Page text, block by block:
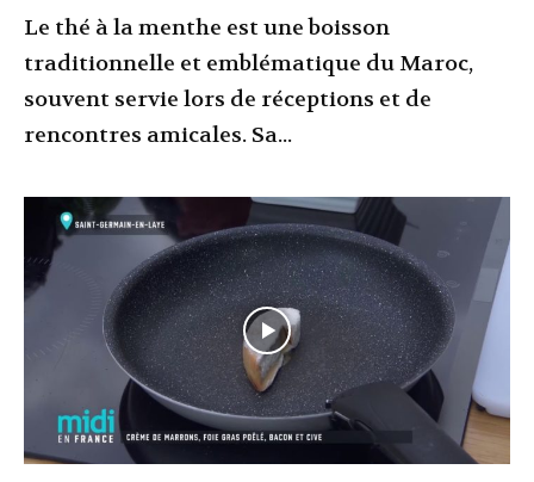
Le thé à la menthe est une boisson
traditionnelle et emblématique du Maroc,
souvent servie lors de réceptions et de
rencontres amicales. Sa...